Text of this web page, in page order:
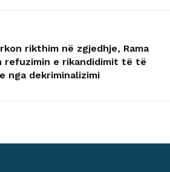
rikthim në zgjedhje, Rama
refuzimin e rikandidimit të të
nga dekriminalizimi